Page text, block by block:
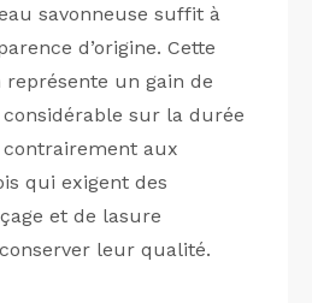
savonneuse suffit à
d’origine. Cette
représente un gain de
sur la durée
aux
qui exigent des
et de lasure
leur qualité.